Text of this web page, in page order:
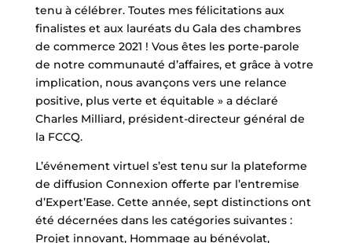
tenu à célébrer. Toutes mes félicitations aux
finalistes et aux lauréats du Gala des chambres
de commerce 2021 ! Vous êtes les porte-parole
de notre communauté d’affaires, et grâce à votre
implication, nous avançons vers une relance
positive, plus verte et équitable » a déclaré
Charles Milliard, président-directeur général de
la FCCQ.
L’événement virtuel s’est tenu sur la plateforme
de diffusion Connexion offerte par l’entremise
d’Expert’Ease. Cette année, sept distinctions ont
été décernées dans les catégories suivantes :
Projet innovant, Hommage au bénévolat,